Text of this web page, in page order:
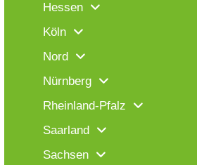
Hessen
Köln
Nord
Nürnberg
Rheinland-Pfalz
Saarland
Sachsen